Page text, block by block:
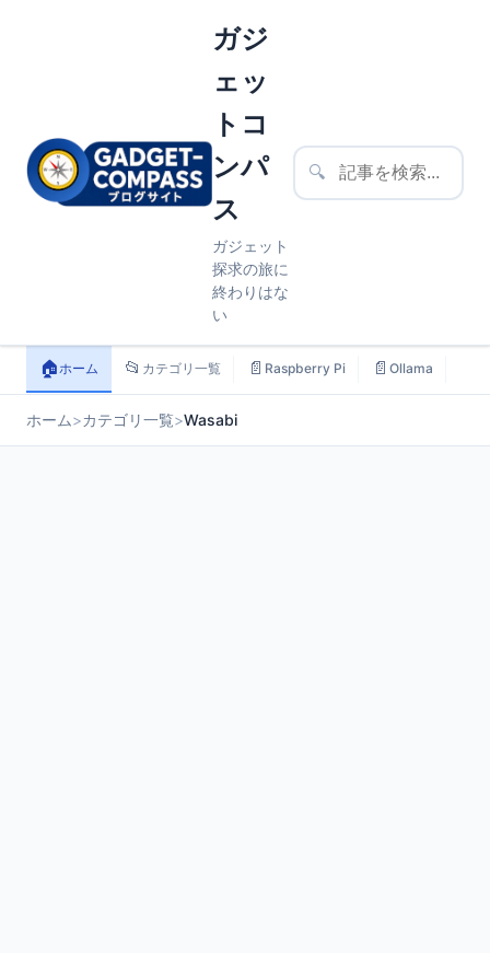
ガジ
ェッ
トコ
ンパ
ス
ガジェット
探求の旅に
終わりはな
い
🔍
🏠ホーム 📂 カテゴリ一覧 📄 Raspberry Pi 📄 Ollama
ホーム>カテゴリ一覧>Wasabi